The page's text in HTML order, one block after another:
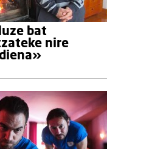
bat
nire